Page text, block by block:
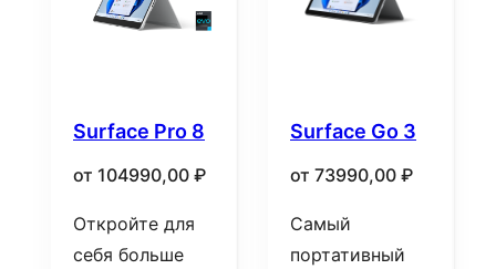
Surface Pro 8
от 104990,00 ₽
Откройте для
себя больше
Surface Go 3
от 73990,00 ₽
Самый
портативный